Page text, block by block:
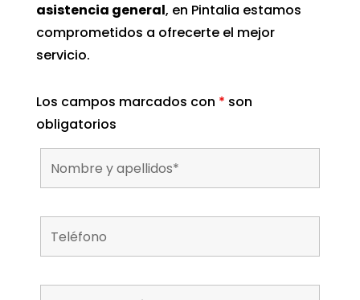
asistencia general, en Pintalia estamos
comprometidos a ofrecerte el mejor
servicio.
Los campos marcados con * son
obligatorios